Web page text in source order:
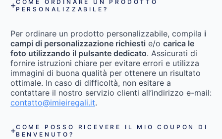
COME ORDINARE UN PRODOTTO
PERSONALIZZABILE?
Per ordinare un prodotto personalizzabile, compila i
campi di personalizzazione richiesti e/o carica le
foto utilizzando il pulsante dedicato. Assicurati di
fornire istruzioni chiare per evitare errori e utilizza
immagini di buona qualità per ottenere un risultato
ottimale. In caso di difficoltà, non esitare a
contattare il nostro servizio clienti all’indirizzo e-mail:
contatto@imieiregali.it.
COME POSSO RICEVERE IL MIO COUPON DI
BENVENUTO?